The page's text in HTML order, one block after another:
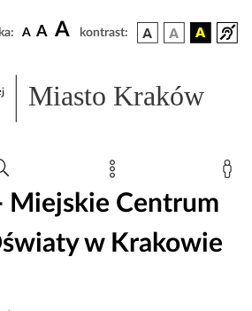
A A A kontrast:
Miasto Kraków
Miejskie Centrum
w Krakowie